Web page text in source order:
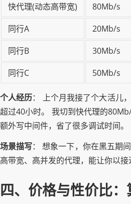
快代理(动态高带宽)
80Mb/s
同行A
20Mb/s
同行B
30Mb/s
同行C
50Mb/s
个人经历： 上个月我接了个大活儿
超过40小时。 我切到快代理的
额外写中间件，省了很多调试时间。
场景描写： 想象一下，你在黑五期
高带宽、高并发的代理，能让你以
四、价格与性价比